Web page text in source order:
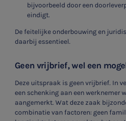
bijvoorbeeld door een
eindigt.
De feitelijke onderbouwing en
daarbij essentieel.
Geen vrijbrief, wel een
Deze uitspraak is geen vrijbrief. In
een schenking aan een werknemer
aangemerkt. Wat deze zaak
combinatie van factoren: geen